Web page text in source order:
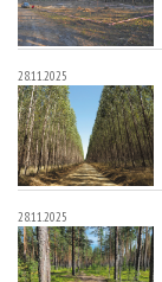
28.11.2025
28.11.2025